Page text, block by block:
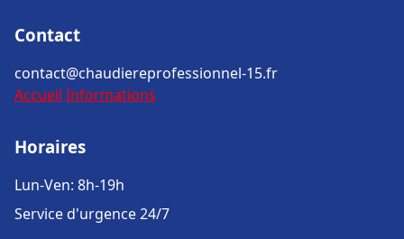
Contact
contact@chaudiereprofessionnel-15.fr
Accueil Informations
Horaires
Lun-Ven: 8h-19h
Service d'urgence 24/7